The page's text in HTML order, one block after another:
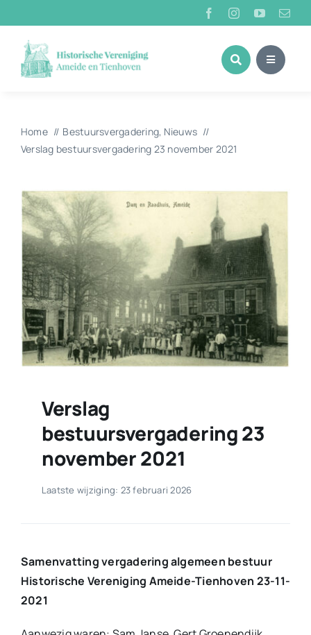
naar
inhoud
Home Bestuursvergadering Nieuws
Verslag bestuursvergadering 23 november 2021
Verslag
bestuursvergadering 23
november 2021
Laatste wijziging: 23 februari 2026
Samenvatting vergadering algemeen bestuur
Historische Vereniging Ameide-Tienhoven 23-11-
2021